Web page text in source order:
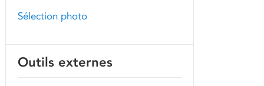
Sélection photo
Outils externes